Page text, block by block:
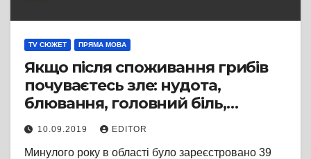
TV СЮЖЕТ ПРЯМА МОВА
Якщо після споживання грибів
почуваєтесь зле: нудота,
блювання, головний біль,
галюцинації, біль у животі –
негайно викликайте «швидку»
10.09.2019 EDITOR
Минулого року в області було зареєстровано 39